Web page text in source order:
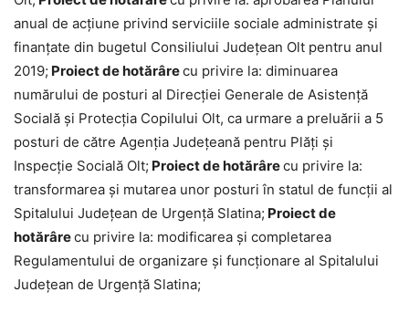
anual de acțiune privind serviciile sociale administrate și
finanțate din bugetul Consiliului Județean Olt pentru anul
2019; Proiect de hotărârecu privire la: diminuarea
numărului de posturi al Direcției Generale de Asistență
Socială și Protecția Copilului Olt, ca urmare a preluării a 5
posturi de către Agenția Județeană pentru Plăți și
Inspecție Socială Olt; Proiect de hotărârecu privire la:
transformarea și mutarea unor posturi în statul de funcții al
Spitalului Județean de Urgență Slatina; Proiect de
hotărârecu privire la: modificarea și completarea
Regulamentului de organizare și funcționare al Spitalului
Județean de Urgență Slatina;